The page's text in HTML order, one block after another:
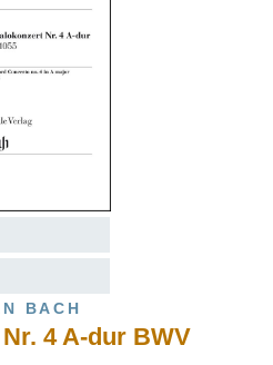
BACH
4 A-dur BWV